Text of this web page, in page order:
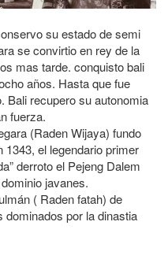
su estado de semi
se convirtio en rey de la
mas tarde. conquisto bali
años. Hasta que fue
Bali recupero su autonomia
fuerza.
(Raden Wijaya) fundo
1343, el legendario primer
derroto el Pejeng Dalem
javanes.
( Raden fatah) de
por la dinastia